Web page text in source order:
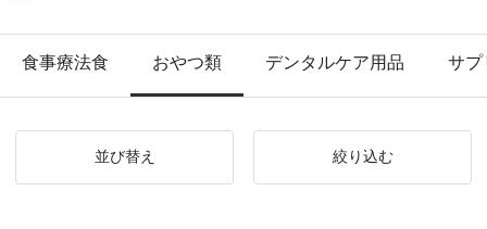
食事療法食 おやつ類 デンタルケア用品 サプ
並び替え 絞り込む